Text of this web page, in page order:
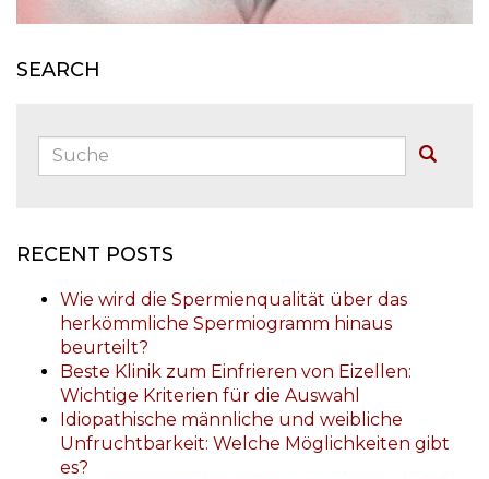
SEARCH
Suche:
RECENT POSTS
Wie wird die Spermienqualität über das
herkömmliche Spermiogramm hinaus
beurteilt?
Beste Klinik zum Einfrieren von Eizellen:
Wichtige Kriterien für die Auswahl
Idiopathische männliche und weibliche
Unfruchtbarkeit: Welche Möglichkeiten gibt
es?